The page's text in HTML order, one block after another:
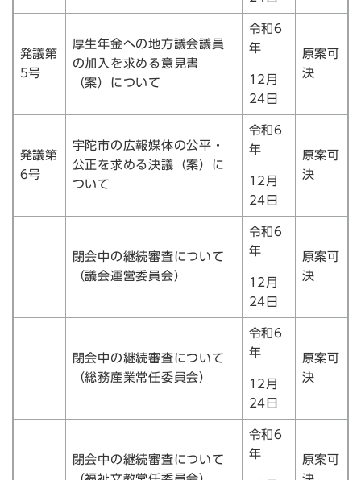
発議第
5号
厚生年金への地方議会議員
の加入を求める意見書
（案）について
令和6
年
12月
24日
原案可
決
発議第
6号
宇陀市の広報媒体の公平・
公正を求める決議（案）に
ついて
令和6
年
12月
24日
原案可
決
閉会中の継続審査について
（議会運営委員会）
令和6
年
12月
24日
原案可
決
閉会中の継続審査について
（総務産業常任委員会）
令和6
年
12月
24日
原案可
決
閉会中の継続審査について
令和6
年
原案可